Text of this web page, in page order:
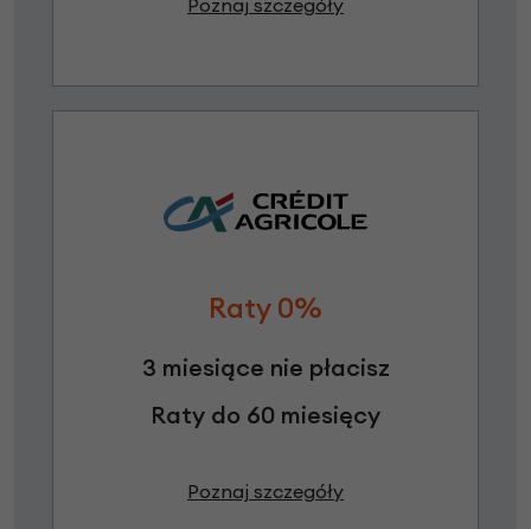
Raty 0%
3 miesiące nie płacisz
Raty do 60 miesięcy
Poznaj szczegóły